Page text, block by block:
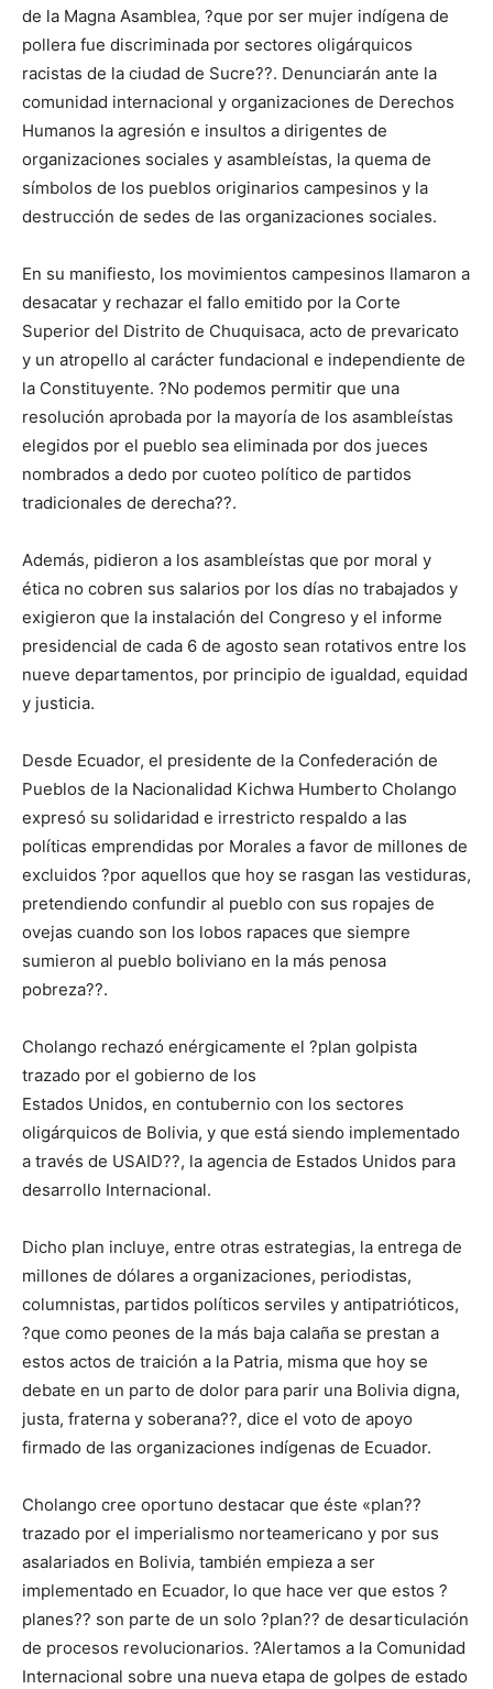
de la Magna Asamblea, ?que por ser mujer indígena de
pollera fue discriminada por sectores oligárquicos
racistas de la ciudad de Sucre??. Denunciarán ante la
comunidad internacional y organizaciones de Derechos
Humanos la agresión e insultos a dirigentes de
organizaciones sociales y asambleístas, la quema de
símbolos de los pueblos originarios campesinos y la
destrucción de sedes de las organizaciones sociales.
En su manifiesto, los movimientos campesinos llamaron a
desacatar y rechazar el fallo emitido por la Corte
Superior del Distrito de Chuquisaca, acto de prevaricato
y un atropello al carácter fundacional e independiente de
la Constituyente. ?No podemos permitir que una
resolución aprobada por la mayoría de los asambleístas
elegidos por el pueblo sea eliminada por dos jueces
nombrados a dedo por cuoteo político de partidos
tradicionales de derecha??.
Además, pidieron a los asambleístas que por moral y
ética no cobren sus salarios por los días no trabajados y
exigieron que la instalación del Congreso y el informe
presidencial de cada 6 de agosto sean rotativos entre los
nueve departamentos, por principio de igualdad, equidad
y justicia.
Desde Ecuador, el presidente de la Confederación de
Pueblos de la Nacionalidad Kichwa Humberto Cholango
expresó su solidaridad e irrestricto respaldo a las
políticas emprendidas por Morales a favor de millones de
excluidos ?por aquellos que hoy se rasgan las vestiduras,
pretendiendo confundir al pueblo con sus ropajes de
ovejas cuando son los lobos rapaces que siempre
sumieron al pueblo boliviano en la más penosa
pobreza??.
Cholango rechazó enérgicamente el ?plan golpista
trazado por el gobierno de los
Estados Unidos, en contubernio con los sectores
oligárquicos de Bolivia, y que está siendo implementado
a través de USAID??, la agencia de Estados Unidos para
desarrollo Internacional.
Dicho plan incluye, entre otras estrategias, la entrega de
millones de dólares a organizaciones, periodistas,
columnistas, partidos políticos serviles y antipatrióticos,
?que como peones de la más baja calaña se prestan a
estos actos de traición a la Patria, misma que hoy se
debate en un parto de dolor para parir una Bolivia digna,
justa, fraterna y soberana??, dice el voto de apoyo
firmado de las organizaciones indígenas de Ecuador.
Cholango cree oportuno destacar que éste «plan??
trazado por el imperialismo norteamericano y por sus
asalariados en Bolivia, también empieza a ser
implementado en Ecuador, lo que hace ver que estos ?
planes?? son parte de un solo ?plan?? de desarticulación
de procesos revolucionarios. ?Alertamos a la Comunidad
Internacional sobre una nueva etapa de golpes de estado